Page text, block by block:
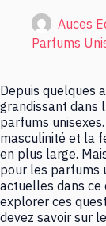
Auces
Parfums
Depuis quelques
grandissant dans
parfums
masculinité et la
en plus large.
pour les parfums
actuelles dans ce
explorer ces
devez savoir sur